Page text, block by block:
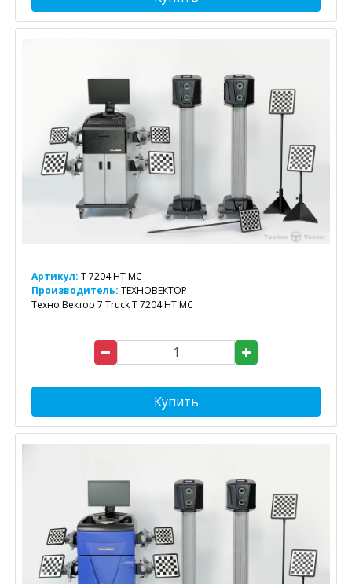
Артикул: T 7204 HT MC
Производитель: ТЕХНОВЕКТОР
Техно Вектор 7 Truck T 7204 HT MC
Купить